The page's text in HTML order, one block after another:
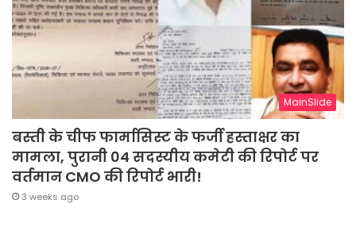
MainSlide
बस्ती के चीफ फार्मासिस्ट के फर्जी हस्ताक्षर का
मामला, पुरानी 04 सदस्यीय कमेटी की रिपोर्ट पर
वर्तमान CMO की रिपोर्ट भारी!
3 weeks ago